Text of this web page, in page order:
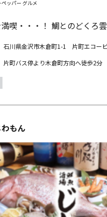
喫・・・！ 鯛とのどくろ
石川県金沢市木倉町1-1 片町エコー
片町バス停より木倉町方向へ徒歩2分
ッパー グルメ
もん